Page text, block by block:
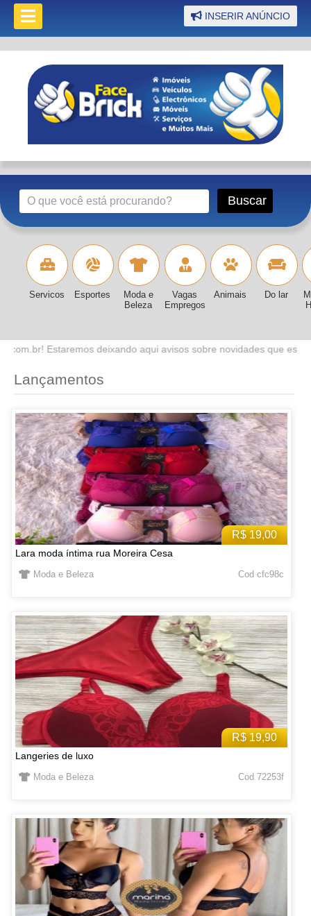
INSERIR ANÚNCIO
Servicos Esportes
Moda e
Beleza
Vagas
Empregos
Animais Do lar
aqui avisos sobre novidades que estaremos lançando no site.
Lançamentos
R$ 19,00
Lara moda íntima rua Moreira Cesa
Moda e Beleza Cod cfc98c
R$ 19,90
Langeries de luxo
Moda e Beleza Cod 72253f